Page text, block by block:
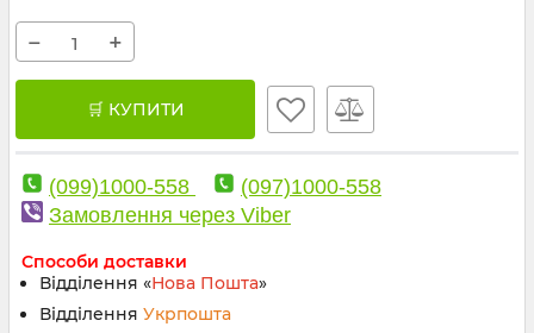
− +
🛒 КУПИТИ
(099)1000-558
(097)1000-558
Замовлення через Viber
Способи доставки
Відділення «Нова Пошта»
Відділення Укрпошта